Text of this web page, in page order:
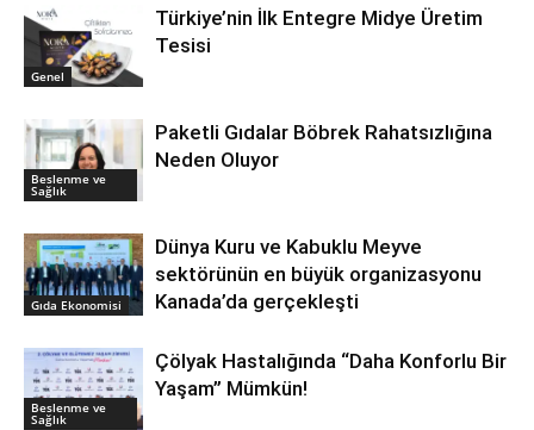
Genel
Türkiye’nin İlk Entegre Midye Üretim
Tesisi
Beslenme ve
Sağlık
Paketli Gıdalar Böbrek Rahatsızlığına
Neden Oluyor
Gıda Ekonomisi
Dünya Kuru ve Kabuklu Meyve
sektörünün en büyük organizasyonu
Kanada’da gerçekleşti
Beslenme ve
Sağlık
Çölyak Hastalığında “Daha Konforlu Bir
Yaşam” Mümkün!